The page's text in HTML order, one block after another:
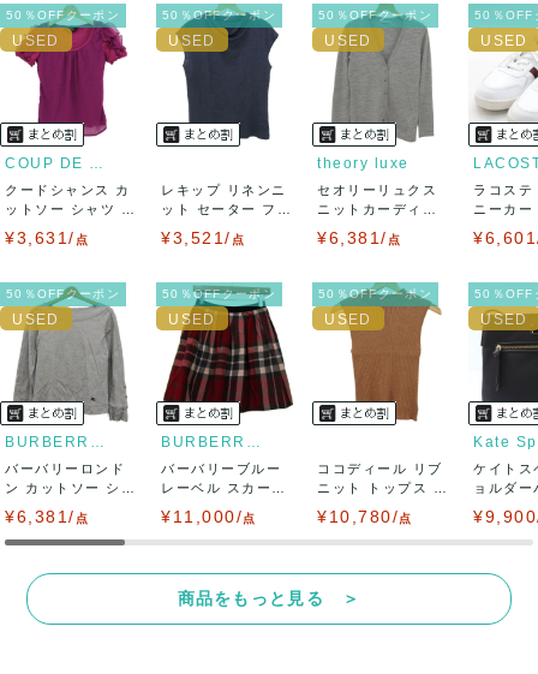
ネコポスの場合は日時指定ができませんので、ご了承下さい
ませ。
USED品に関しましては、見る方によって状態の価値観が異な
りますので、トラブルを避けるため、神経質な方や完璧な商
品を求められる方は御購入をお控えください。
また商品には細心の注意をはらっておりますが、何かござい
ましたら、レビュー記載前に必ずコメント欄よりご連絡お願
い致します。対応できることがあれば、誠意をもって対応致
します。
また並行輸入品もございますので、真贋方法などお答えでき
ない場合もございます。
万が一、購入後に偽造品等が発覚しましたら、返品・返金に
決済方法
50％OFFクーポン
COUP DE CHANCE
クードシャンス カ
ットソー シャツ 半
¥3,631/ 点
50％OFFクーポン
レキップ リネンニ
ット セーター フレ
¥3,521/ 点
50％OFFクーポン
theory luxe
セオリーリュクス
ニットカーディガ
¥6,381/ 点
50％OFF
ラコステ
ニーカ
50％OFFクーポン
BURBERRY LONDON
バーバリーロンド
ン カットソー シャ
¥6,381/ 点
50％OFFクーポン
BURBERRY BLUE LABEL
バーバリーブルー
レーベル スカート
¥11,000/点
50％OFFクーポン
ココディール リブ
ニット トップス ノ
¥10,780/点
50％OFF
Kate
ケイトス
ョルダ
商品をもっと見る ＞